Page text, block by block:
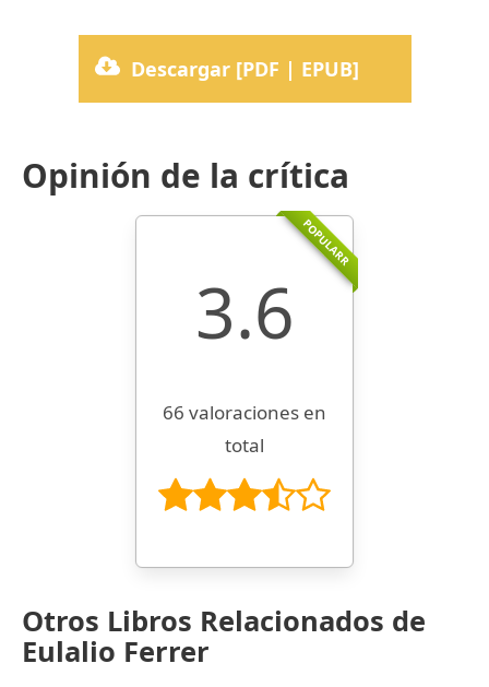
Descargar [PDF | EPUB]
Opinión de la crítica
POPULARR
3.6
66 valoraciones en
total
Otros Libros Relacionados de
Eulalio Ferrer